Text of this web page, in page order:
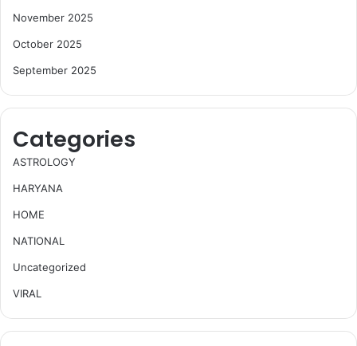
November 2025
October 2025
September 2025
Categories
ASTROLOGY
HARYANA
HOME
NATIONAL
Uncategorized
VIRAL